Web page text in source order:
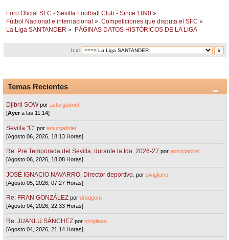
Foro Oficial SFC - Sevilla Football Club - Since 1890 »
Fútbol Nacional e internacional » Competiciones que disputa el SFC »
La Liga SANTANDER » PÁGINAS DATOS HISTÓRICOS DE LA LIGA
Ir a:
Temas Recientes
Djibril SOW porasturgabriel
[Ayera las 11:14]
Sevilla "C"porasturgabriel
[Agosto 06, 2026, 18:13 Horas]
Re: Pre Temporada del Sevilla, durante la tda. 2026-27 porasturgabriel
[Agosto 06, 2026, 18:08 Horas]
JOSÉ IGNACIO NAVARRO. Director deportivo. porsivigliano
[Agosto 05, 2026, 07:27 Horas]
Re: FRAN GONZÁLEZ pordrodgom
[Agosto 04, 2026, 22:33 Horas]
Re: JUANLU SÁNCHEZ porsivigliano
[Agosto 04, 2026, 21:14 Horas]